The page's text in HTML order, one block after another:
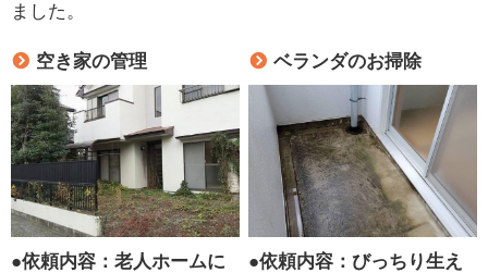
ました。
空き家の管理
●依頼内容：老人ホームに
ベランダのお掃除
●依頼内容：びっちり生え